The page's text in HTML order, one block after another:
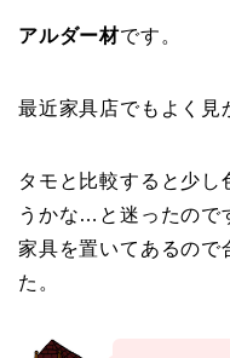
アルダー材です。
最近家具店でもよく見
タモと比較すると少
うかな…と迷ったので
家具を置いてあるので
た。